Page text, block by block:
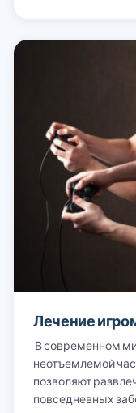
Лечение
В современном
неотъемлемой
позволяют
повседневных